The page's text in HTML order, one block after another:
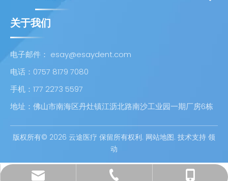
关于我们
电子邮件： esay@esaydent.com
电话：0757 8179 7080
手机：177 2273 5597
地址：佛山市南海区丹灶镇江沥北路南沙工业园一期厂房6栋
esay@esaydent.com
0757 8179 7080
177 2273 5597
版权所有© 2026 云途医疗 保留所有权利. 网站地图. 技术支持 领
动